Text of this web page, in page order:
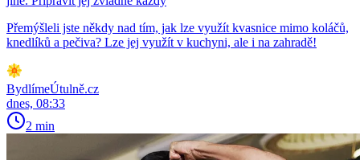
Přemýšleli jste někdy nad tím, jak lze využít kvasnice mimo koláčů,
knedlíků a pečiva? Lze jej využít v kuchyni, ale i na zahradě!
BydlímeÚtulně.cz
dnes, 08:33
2 min